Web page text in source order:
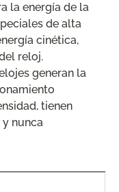
la energía de la
de alta
cinética,
reloj.
generan la
tienen
y nunca